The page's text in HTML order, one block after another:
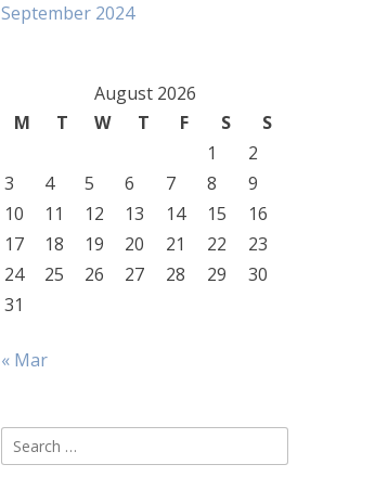
September 2024
August 2026
M
T W T F S
S
1
2
3
4 5 6 7 8
9
10
11 12 13 14 15
16
17
18 19 20 21 22
23
24
25 26 27 28 29
30
31
« Mar
Search
for: